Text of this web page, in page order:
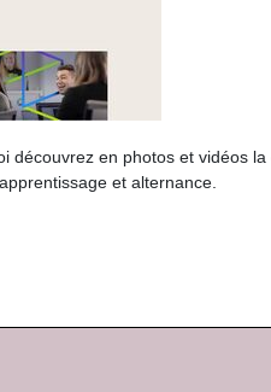
découvrez en photos et vidéos la
et alternance.